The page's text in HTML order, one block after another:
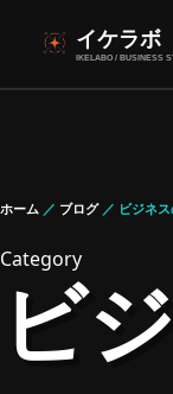
イケラボ
IKELABO / BUSINESS
ホーム ／ ブログ／ ビジネス
Category
ビ